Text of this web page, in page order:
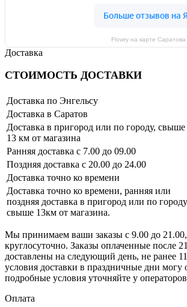
Flowry на карте
Доставка
СТОИМОСТЬ ДОСТАВКИ
Доставка по Энгельсу
Доставка в Саратов
Доставка в пригород или по городу, свыше
13 км от магазина
Ранняя доставка с 7.00 до 09.00
Поздняя доставка с 20.00 до 24.00
Доставка точно ко времени
Доставка точно ко времени, ранняя или
поздняя доставка в пригород или по городу
свыше 13км от магазина.
Мы принимаем ваши заказы с 9.00 до 21.00,
круглосуточно. Заказы оплаченные после
доставлены на следующий день, не ранее
условия доставки в праздничные дни могу
подробные условия уточняйте у
Оплата